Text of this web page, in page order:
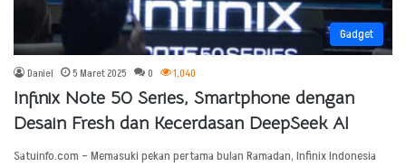
Gadget
Daniel 5 Maret 2025 0 1,040
Infinix Note 50 Series, Smartphone dengan
Desain Fresh dan Kecerdasan DeepSeek AI
Satuinfo.com – Memasuki pekan pertama bulan Ramadan, Infinix Indonesia